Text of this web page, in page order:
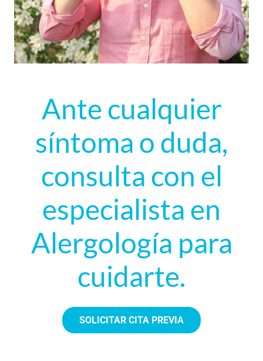
Ante cualquier
síntoma o duda,
consulta con el
especialista en
Alergología para
cuidarte.
SOLICITAR CITA PREVIA